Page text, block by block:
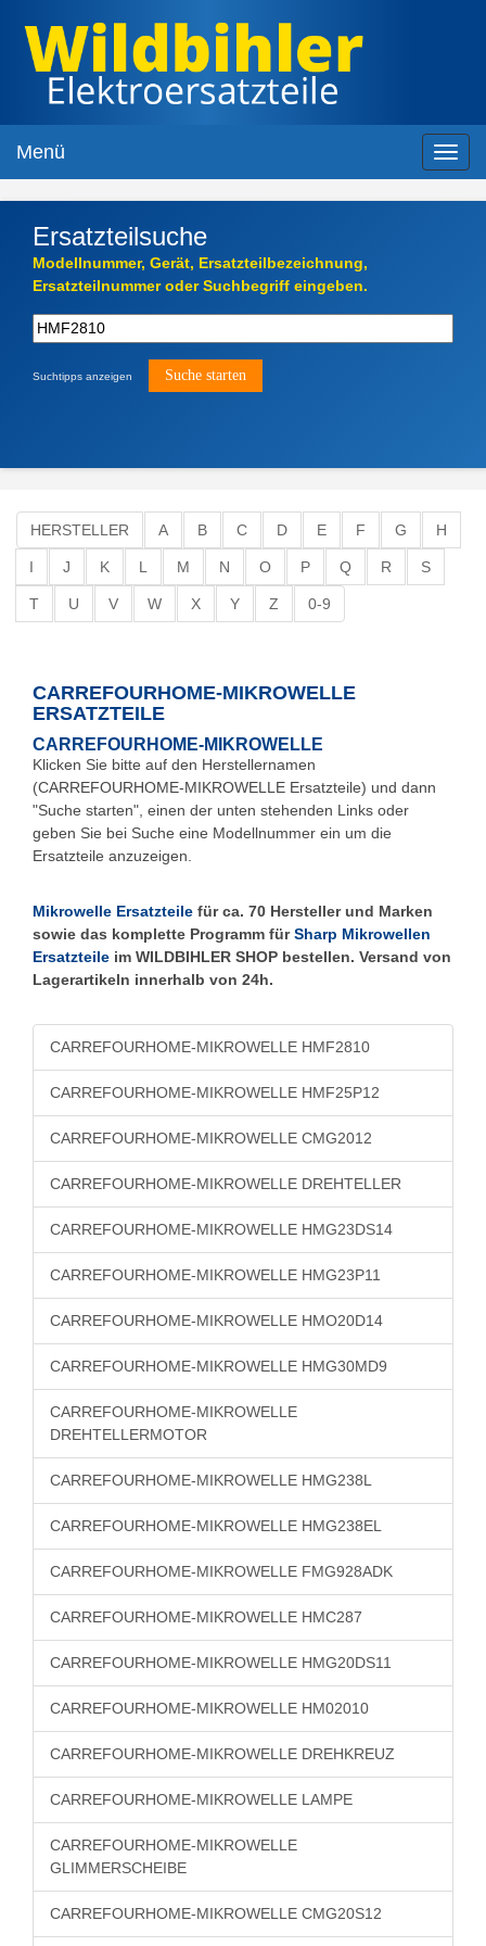
Menü
Ersatzteilsuche
Modellnummer, Gerät, Ersatzteilbezeichnung,
Ersatzteilnummer oder Suchbegriff eingeben.
Suchtipps anzeigen
HERSTELLER A B C D E F G H
I J K L M N O P Q R S
T U V W X Y Z 0-9
CARREFOURHOME-MIKROWELLE
ERSATZTEILE
CARREFOURHOME-MIKROWELLE
Klicken Sie bitte auf den Herstellernamen
(CARREFOURHOME-MIKROWELLE Ersatzteile) und dann
"Suche starten", einen der unten stehenden Links oder
geben Sie bei Suche eine Modellnummer ein um die
Ersatzteile anzuzeigen.
Mikrowelle Ersatzteile für ca. 70 Hersteller und Marken
sowie das komplette Programm fürSharp Mikrowellen
Ersatzteile im WILDBIHLER SHOP bestellen. Versand von
Lagerartikeln innerhalb von 24h.
CARREFOURHOME-MIKROWELLE HMF2810
CARREFOURHOME-MIKROWELLE HMF25P12
CARREFOURHOME-MIKROWELLE CMG2012
CARREFOURHOME-MIKROWELLE DREHTELLER
CARREFOURHOME-MIKROWELLE HMG23DS14
CARREFOURHOME-MIKROWELLE HMG23P11
CARREFOURHOME-MIKROWELLE HMO20D14
CARREFOURHOME-MIKROWELLE HMG30MD9
CARREFOURHOME-MIKROWELLE
DREHTELLERMOTOR
CARREFOURHOME-MIKROWELLE HMG238L
CARREFOURHOME-MIKROWELLE HMG238EL
CARREFOURHOME-MIKROWELLE FMG928ADK
CARREFOURHOME-MIKROWELLE HMC287
CARREFOURHOME-MIKROWELLE HMG20DS11
CARREFOURHOME-MIKROWELLE HM02010
CARREFOURHOME-MIKROWELLE DREHKREUZ
CARREFOURHOME-MIKROWELLE LAMPE
CARREFOURHOME-MIKROWELLE
GLIMMERSCHEIBE
CARREFOURHOME-MIKROWELLE CMG20S12